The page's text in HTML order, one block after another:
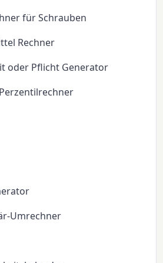
für Schrauben
Rechner
oder Pflicht Generator
Umrechner